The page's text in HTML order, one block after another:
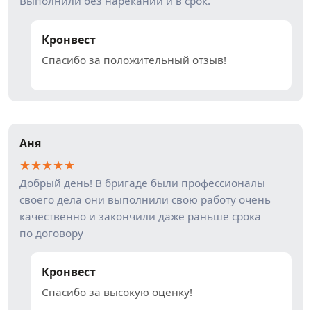
Кронвест
Спасибо за положительный отзыв!
Аня
★★★★★
Добрый день! В бригаде были профессионалы
своего дела они выполнили свою работу очень
качественно и закончили даже раньше срока
по договору
Кронвест
Спасибо за высокую оценку!